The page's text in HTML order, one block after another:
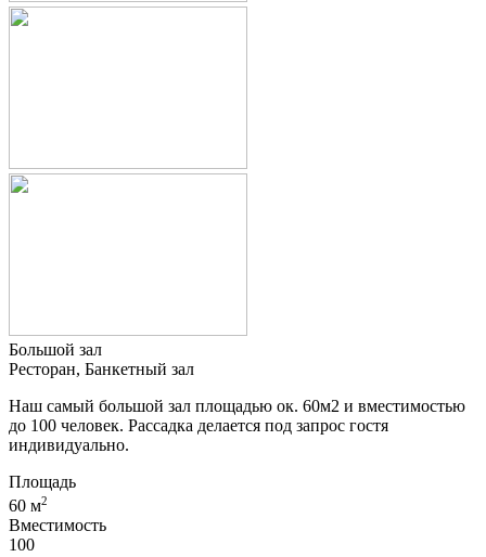
Большой зал
Ресторан, Банкетный зал
Наш самый большой зал площадью ок. 60м2 и вместимостью
до 100 человек. Рассадка делается под запрос гостя
индивидуально.
Площадь
60 м2
Вместимость
100